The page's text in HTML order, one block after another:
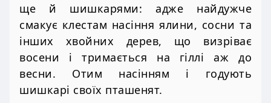
ще й шишкарями: адже найдужче
смакує клестам насіння ялини, сосни та
інших хвойних дерев, що визріває
восени і тримається на гіллі аж до
весни. Отим насінням і годують
шишкарі своїх пташенят.